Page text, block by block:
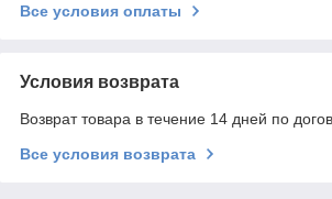
Все условия оплаты
Условия возврата
Возврат товара в течение 14 дней по
Все условия возврата